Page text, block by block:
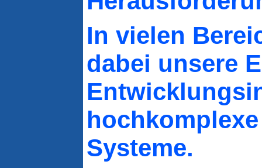
In vielen
dabei unsere
Systeme.